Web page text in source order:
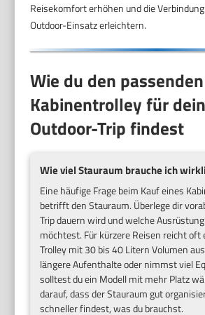
Reisekomfort erhöhen und die
Outdoor-Einsatz erleichtern.
Wie du den passenden
Kabinentrolley für
Outdoor-Trip findest
Wie viel Stauraum brauche ich
Eine häufige Frage beim Kauf eines
betrifft den Stauraum. Überlege dir
Trip dauern wird und welche
möchtest. Für kürzere Reisen reicht oft
Trolley mit 30 bis 40 Litern Volumen
längere Aufenthalte oder nimmst viel
solltest du ein Modell mit mehr Platz
darauf, dass der Stauraum gut
schneller findest, was du brauchst.